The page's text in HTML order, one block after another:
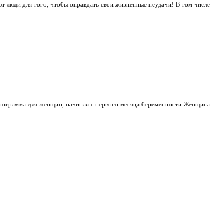
люди для того, чтобы оправдать свои жизненные неудачи! В том числе
для женщин, начиная с первого месяца беременности